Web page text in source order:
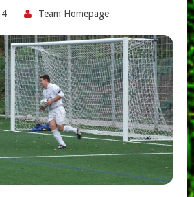
Team Homepage